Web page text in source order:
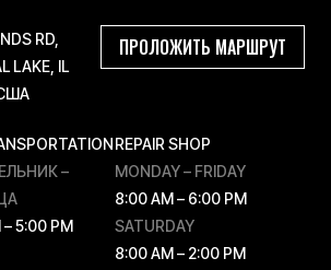
RD,
LAKE, IL
ПРОЛОЖИТЬ МАРШРУТ
–
5:00 PM
REPAIR SHOP
MONDAY – FRIDAY
8:00 AM – 6:00 PM
SATURDAY
8:00 AM – 2:00 PM